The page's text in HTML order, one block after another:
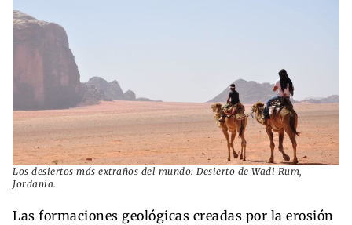
Los desiertos más extraños del mundo: Desierto de Wadi Rum,
Jordania.
Las formaciones geológicas creadas por la erosión